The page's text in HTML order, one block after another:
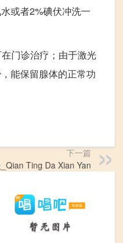
或者2%碘伏冲洗一
门诊治疗；由于激光
能保留腺体的正常功
下一篇
Ting Da Xian Yan